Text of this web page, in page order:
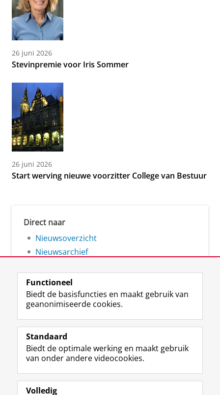
26 juni 2026
Stevinpremie voor Iris Sommer
26 juni 2026
Start werving nieuwe voorzitter College van Bestuur
Direct naar
Nieuwsoverzicht
Nieuwsarchief
Volg de RUG
F
a
e
b
o
L
i
k
e
I
R
S
-
f
e
I
n
t
r
Y
o
T
e
Studiekiezers
Alumni
Functioneel
Biedt de basisfuncties en maakt gebruik van
geanonimiseerde cookies.
Standaard
Biedt de optimale werking en maakt gebruik
van onder andere videocookies.
Volledig